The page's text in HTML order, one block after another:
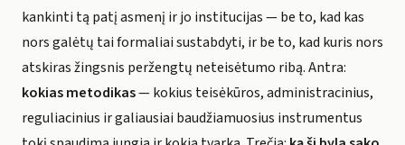
kankinti tą patį asmenį ir jo institucijas — be to, kad kas
nors galėtų tai formaliai sustabdyti, ir be to, kad kuris nors
atskiras žingsnis peržengtų neteisėtumo ribą. Antra:
kokias metodikas— kokius teisėkūros, administracinius,
reguliacinius ir galiausiai baudžiamuosius instrumentus